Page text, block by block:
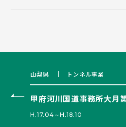
山梨県 トンネル事業
甲府河川国道事務所大月
H.17.04～H.18.10